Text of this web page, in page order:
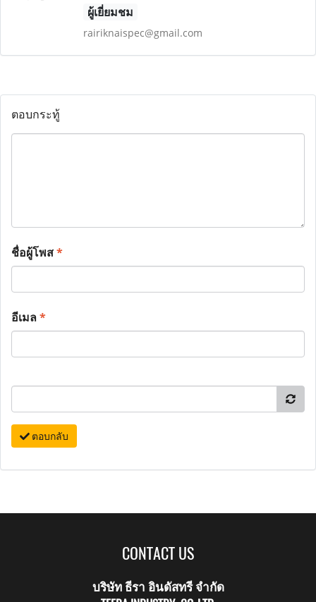
ผู้เยี่ยมชม
rairiknaispec@gmail.com
ตอบกระทู้
ชื่อผู้โพส*
อีเมล*
ตอบกลับ
CONTACT US
บริษัท ธีรา อินดัสทรี จำกัด